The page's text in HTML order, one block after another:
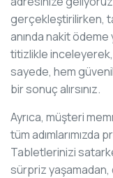
gerçekleştirilirken,
anında nakit ödeme
titizlikle inceleyerek,
sayede, hem
bir sonuç alırsınız.
Ayrıca, müşteri
tüm adımlarımızda
Tabletlerinizi
sürpriz yaşamadan,